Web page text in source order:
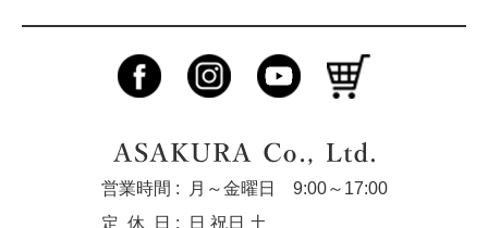
営業時間 :
月～金曜日 9:00～17:00
定休
日 : 日 祝日 土